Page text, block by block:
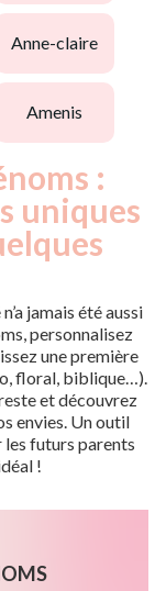
anne-claire
amenis
:
uniques
jamais été aussi
personnalisez
une première
floral, biblique…).
et découvrez
envies. Un outil
futurs parents
!